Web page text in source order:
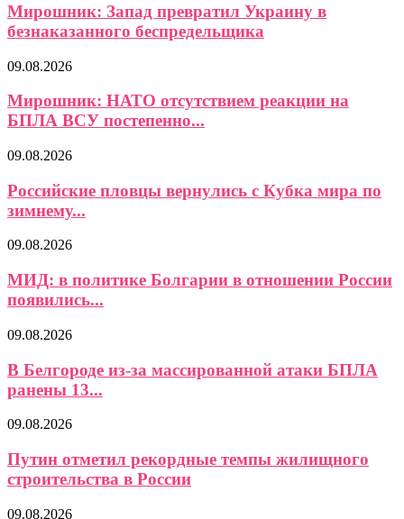
Мирошник: Запад превратил Украину в
безнаказанного беспредельщика
09.08.2026
Мирошник: НАТО отсутствием реакции на
БПЛА ВСУ постепенно...
09.08.2026
Российские пловцы вернулись с Кубка мира по
зимнему...
09.08.2026
МИД: в политике Болгарии в отношении России
появились...
09.08.2026
В Белгороде из-за массированной атаки БПЛА
ранены 13...
09.08.2026
Путин отметил рекордные темпы жилищного
строительства в России
09.08.2026